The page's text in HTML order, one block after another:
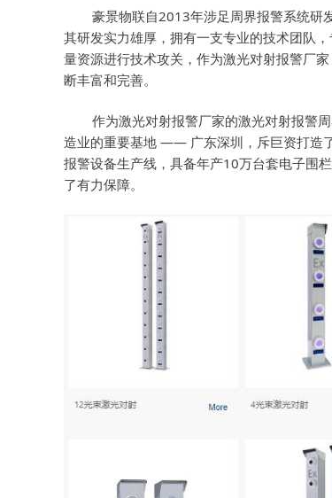
豪景物联自2013年涉足周界报警系统研发
其研发实力雄厚，拥有一支专业的技术团队
量资源进行技术攻关，作为激光对射报警厂
断丰富和完善。
作为激光对射报警厂家的激光对射报警周
造业的重要基地 —— 广东深圳，斥巨资打造
报警设备生产线，具备年产10万台套电子围
了有力保障。